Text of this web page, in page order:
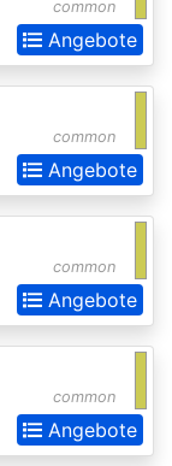
common
Angebote
common
Angebote
common
Angebote
common
Angebote